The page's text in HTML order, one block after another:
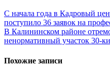
С начала года в Кадровый
поступило 36 заявок на
В Калининском районе
ненормативный участок 30-
Похожие записи